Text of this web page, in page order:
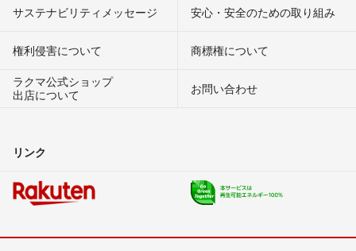
サステナビリティメッセージ 安心・安全のための取り組み
権利侵害について
商標権について
ラクマ公式ショップ
出店について
お問い合わせ
リンク